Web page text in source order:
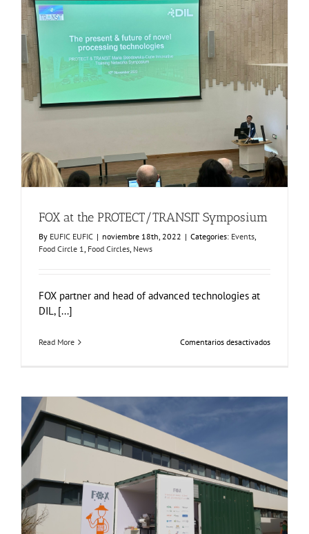
FOX at the PROTECT/TRANSIT Symposium
Events Food Circle 1
FOX at the PROTECT/TRANSIT Symposium
By EUFIC EUFIC | noviembre 18th, 2022 | Categories: Events,
Food Circle 1, Food Circles, News
FOX partner and head of advanced technologies at
DIL, [...]
Read More Comentarios desactivadosen
Consumer Workshop at AINIA, Spain
Business Development
Consumer Engagement
Food Circle 3
Food Circles
News